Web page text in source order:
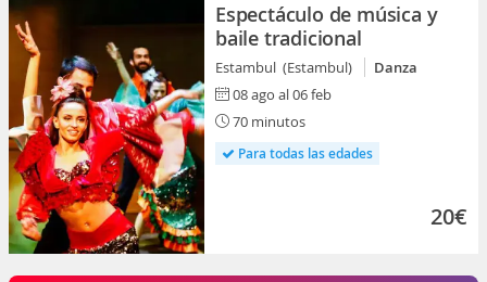
Espectáculo de música y
baile tradicional
Estambul (Estambul)
Danza
08 ago al 06 feb
70 minutos
Para todas las edades
20€